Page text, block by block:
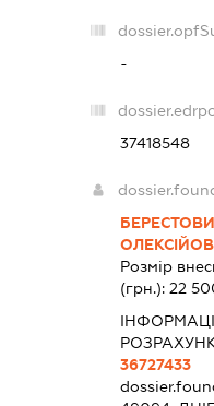
-
37418548
Розмір
(грн.):22
36727433